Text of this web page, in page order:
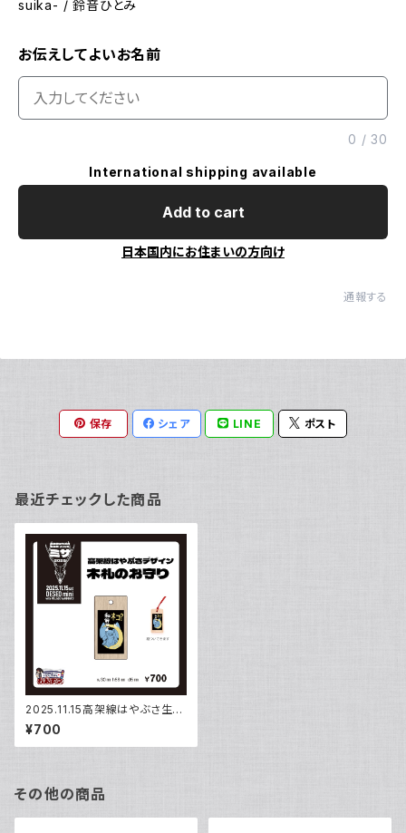
suika- / 鈴音ひとみ
お伝えしてよいお名前
0 /30
International shipping available
Add to cart
日本国内にお住まいの方向け
通報する
保存 シェア LINE ポスト
最近チェックした商品
2025.11.15高架線はやぶさ生
誕 はやぶさデザイン木札のお
守り
¥700
その他の商品